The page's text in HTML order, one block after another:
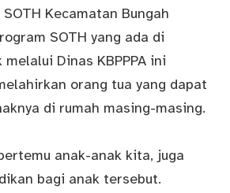
Kecamatan Bungah
SOTH yang ada di
Dinas KBPPPA ini
orang tua yang dapat
di rumah masing-masing.
anak-anak kita, juga
bagi anak tersebut.